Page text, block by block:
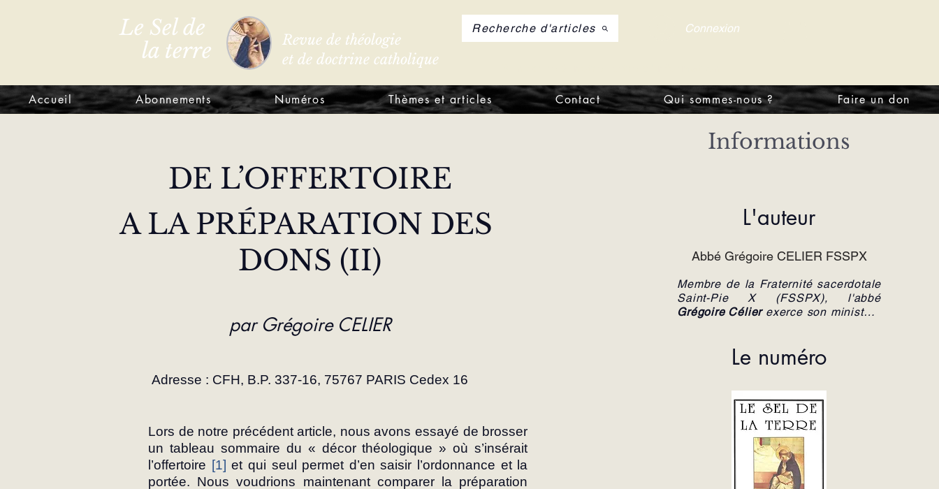
Le Sel de
la terre
Revue de théologie
et de doctrine catholique
Recherche d'articles Connexion
Accueil Abonnements Numéros Thèmes et articles Contact Qui sommes-nous ? Faire un don
DE L’OFFERTOIRE
A LA PRÉPARATION DES
DONS (II)
par Grégoire CELIER
Adresse : CFH, B.P. 337-16, 75767 PARIS Cedex 16
Lors de notre précédent article, nous avons essayé de brosser
un tableau sommaire du « décor théologique » où s’insérait
l’offertoire [1] et qui seul permet d’en saisir l’ordonnance et la
portée. Nous voudrions maintenant comparer la préparation
Informations
L'auteur
Abbé Grégoire CELIER FSSPX
Membre de la Fraternité sacerdotale
Saint-Pie X (FSSPX), l'abbé
Grégoire Célierexerce son ministère
Le numéro